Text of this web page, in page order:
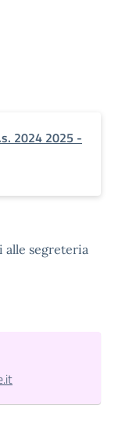
2024 2025 -
alle segreteria